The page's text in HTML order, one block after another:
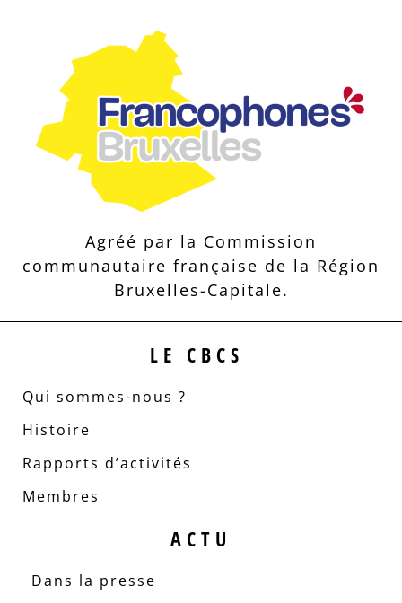
Agréé par la Commission
communautaire française de la Région
Bruxelles-Capitale.
LE CBCS
Qui sommes-nous ?
Histoire
Rapports d’activités
Membres
ACTU
Dans la presse